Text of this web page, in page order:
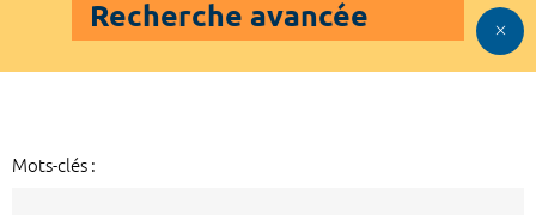
Recherche avancée
Mots-clés :